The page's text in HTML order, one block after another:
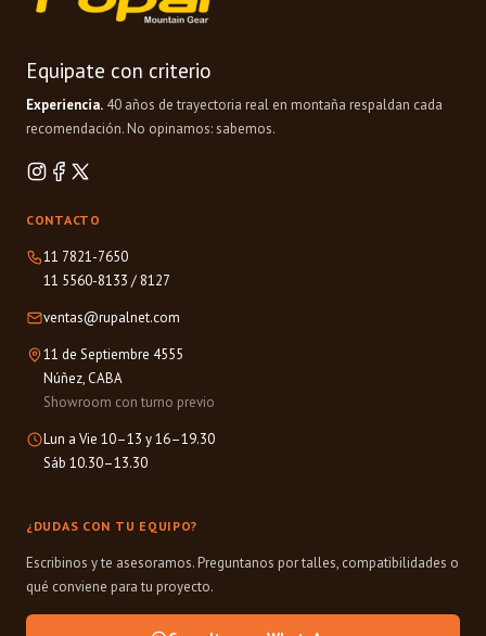
Equipate con criterio
Experiencia. 40 años de trayectoria real en montaña respaldan cada
recomendación. No opinamos: sabemos.
CONTACTO
11 7821-7650
11 5560-8133 / 8127
ventas@rupalnet.com
11 de Septiembre 4555
Núñez, CABA
Showroom con turno previo
Lun a Vie 10–13 y 16–19.30
Sáb 10.30–13.30
¿DUDAS CON TU EQUIPO?
Escribinos y te asesoramos. Preguntanos por talles, compatibilidades o
qué conviene para tu proyecto.